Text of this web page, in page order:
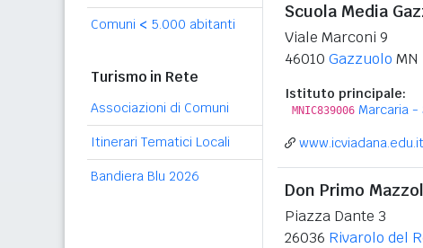
Comuni < 5.000 abitanti
Turismo in Rete
Associazioni di Comuni
Itinerari Tematici Locali
Bandiera Blu 2026
Scuola Media
Viale Marconi 9
46010 Gazzuolo MN
Istituto principale:
MNIC839006 Marcaria
www.icviadana.edu.it
Don Primo
Piazza Dante 3
26036 Rivarolo del